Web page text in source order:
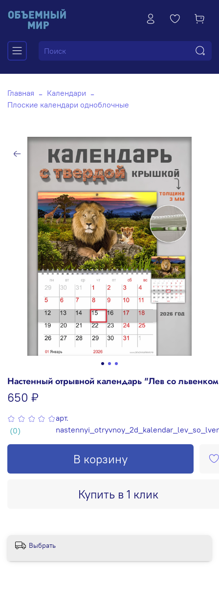
Главная
Календари
Плоские календари одноблочные
(0)
арт.
Настенный отрывной календарь "Лев со
650 ₽
В корзину
Купить в 1 клик
Выбрать